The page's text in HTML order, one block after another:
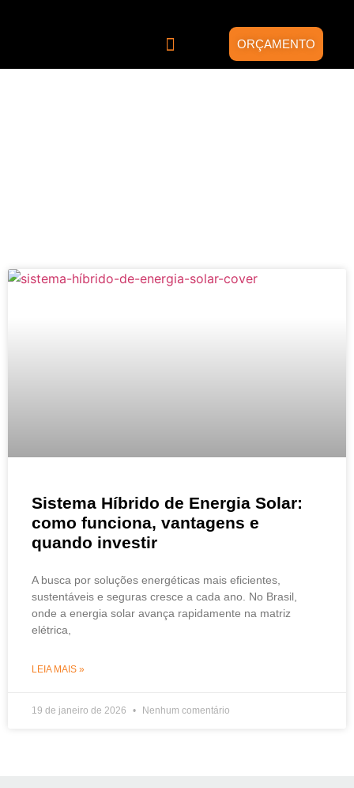
ORÇAMENTO
Sistema Híbrido de Energia Solar:
como funciona, vantagens e
quando investir
A busca por soluções energéticas mais eficientes,
sustentáveis e seguras cresce a cada ano. No Brasil,
onde a energia solar avança rapidamente na matriz
elétrica,
LEIA MAIS »
19 de janeiro de 2026 Nenhum comentário